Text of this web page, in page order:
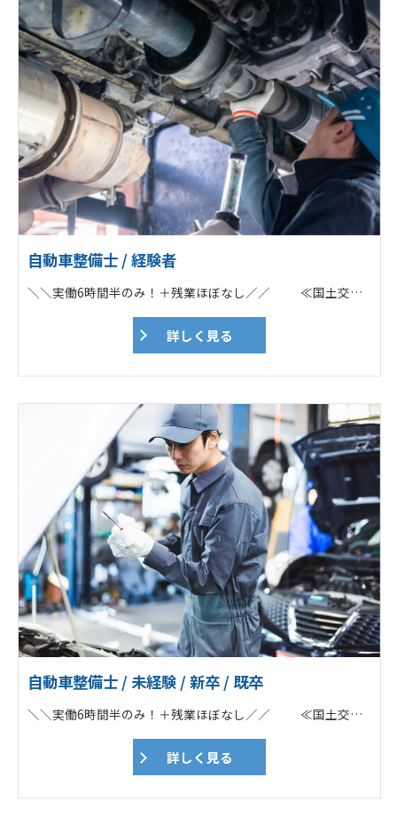
自動車整備士 / 経験者
＼＼実働6時間半のみ！＋残業ほぼなし／／ ≪国土交通省指定の整備工場！≫ POINT ✅「通勤車両の車検代」を負担！ ✅ノルマ一切なし／勉強会あり ✅残業なし／17時に定時退社可能！ ✅年2回の賞与＆各種手当あり ✅「勤続30年以上」のスタッフ多数！ ===================== ★Web面接OK！ ★応募前の工場見学も歓迎！ ===================== 電話でのお問い合わせもOK！ ➔➔➔0261-22-4570 担当：佐藤あて ===================== ♦トラックやバスなどの大型車両が7割 （※基本的にツーマンセルでの作業） ┗ユニック車・平ボディー・トレーラー ┗ダンプ・ミキサー車 ┗大型バス／マイクロバス ┗タイヤドーザーや移動式クレーンも！ ♦一般車両も対応（3割） ┗乗用車や軽自動車・バイクなど ♦担当車種の希望も応相談！ 「初めから大型をやりたい！」という方も 先輩がしっかりサポートします！ 【具体的な仕事内容】 大型商用車（トラック・バス等）、フォークリフトや建設機械などの車検、整備、定期点検などがメイン業務です。乗用車、軽自動車、バイクなども入庫します。 ♦自動車整備業務 ┗自動車整備全般 ┗車検、点検、一般整備 ♦建設機械整備業務 ┗建設機械の整備、点検、特定自主検査（年次検査） ┗建設機械の出張修理（大町市を中心に大北地域） ♦作業伝票、帳票類（各種記録簿）作成 ♦車両引取・納車 ♦電話対応など 地域の安全と環境を支える整備のプロフェッショナルとして、適格な整備技術を習得しながら、安心を提供する自動車整備士として、車検、点検、整備をお任せ致します。 ■各ディーラー、特装メーカー指定サービス工場で的確に対応 各大型商用車ディーラーを始め、各種特装車メーカーの指定サービス工場として、整備マニュアルや、純正部品の提供を行っています。様々な車種の車検・整備を手掛けたり、豊富な研修制度の他、資格取得支援も充実しているので、整備業務だけでなく次世代自動車技術のプロフェッショナルを目指し、キャリアアップをして頂けます。 ■技とICT活用の自動車整備 ツカサ工業では、ICT活用の自動車整備を推進しており、コンピュータでできることはコンピュータに任せ、人が手を使い行わなければならない事に時間を費やしています。整備の在り方を変えて、スマートな整備士ライフを目指しています。 【入社直後】 工場内で先輩の指示の下、整備経験を積んで頂きます。 状況を見て、1人での作業をお任せします。 自動車整備士・建設機械整備技能士の有資格者が在籍しています。 ★iPhone・工具（新調もOK）・作業着一式・安全靴貸与 スマホを支給しますので、わからないことは 電話やチャットですぐに聞くことが可能です！ 近くに先輩がいればその場で、 すぐに回答してくれます。 ★業務に必要な資格取得費用は会社負担！
詳しく見る
自動車整備士 / 未経験 / 新卒 / 既卒
＼＼実働6時間半のみ！＋残業ほぼなし／／ ≪国土交通省指定の整備工場！≫ POINT ✅「通勤車両の車検代」を負担！ ✅ノルマ一切なし／勉強会あり ✅残業なし／17時に定時退社可能！ ✅年2回の賞与＆各種手当あり ✅「勤続30年以上」のスタッフ多数！ ===================== ★Web面接OK！ ★応募前の工場見学も歓迎！ ===================== 電話でのお問い合わせもOK！ ➔➔➔0261-22-4570 担当：佐藤あて ===================== ♦トラックやバスなどの大型車両が7割 （※基本的にツーマンセルでの作業） ┗ユニック車・平ボディー・トレーラー ┗ダンプ・ミキサー車 ┗大型バス／マイクロバス ┗タイヤドーザーや移動式クレーンも！ ♦一般車両も対応（3割） ┗乗用車や軽自動車・バイクなど ♦担当車種の希望も応相談！ 「初めから大型をやりたい！」という方も 先輩がしっかりサポートします！ 【具体的な仕事内容】 大型商用車（トラック・バス等）、フォークリフトや建設機械などの車検、整備、定期点検などがメイン業務です。乗用車、軽自動車、バイクなども入庫します。 ♦自動車整備業務 ┗自動車整備全般 ┗車検、点検、一般整備 ♦建設機械整備業務 ┗建設機械の整備、点検、特定自主検査（年次検査） ┗建設機械の出張修理（大町市を中心に大北地域） ♦作業伝票、帳票類（各種記録簿）作成 ♦車両引取・納車 ♦電話対応など 地域の安全と環境を支える整備のプロフェッショナルとして、適格な整備技術を習得しながら、安心を提供する自動車整備士として、車検、点検、整備をお任せ致します。 ■各ディーラー、特装メーカー指定サービス工場で的確に対応 各大型商用車ディーラーを始め、各種特装車メーカーの指定サービス工場として、整備マニュアルや、純正部品の提供を行っています。様々な車種の車検・整備を手掛けたり、豊富な研修制度の他、資格取得支援も充実しているので、整備業務だけでなく次世代自動車技術のプロフェッショナルを目指し、キャリアアップをして頂けます。 ■技とICT活用の自動車整備 ツカサ工業では、ICT活用の自動車整備を推進しており、コンピュータでできることはコンピュータに任せ、人が手を使い行わなければならない事に時間を費やしています。整備の在り方を変えて、スマートな整備士ライフを目指しています。 【入社直後】 工場内で先輩の指示の下、整備経験を積んで頂きます。 状況を見て、1人での作業をお任せします。 自動車整備士・建設機械整備技能士の有資格者が在籍しています。 ★iPhone・工具（新調もOK）・作業着一式・安全靴貸与 スマホを支給しますので、わからないことは 電話やチャットですぐに聞くことが可能です！ 近くに先輩がいればその場で、 すぐに回答してくれます。 ★業務に必要な資格取得費用は会社負担！
詳しく見る